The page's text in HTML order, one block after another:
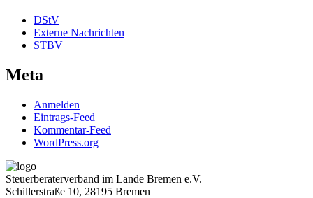
DStV
Externe Nachrichten
STBV
Meta
Anmelden
Eintrags-Feed
Kommentar-Feed
WordPress.org
Steuerberaterverband im Lande Bremen e.V.
Schillerstraße 10, 28195 Bremen